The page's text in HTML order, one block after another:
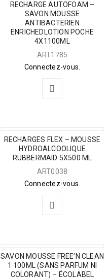
RECHARGE AUTOFOAM –
SAVON MOUSSE
ANTIBACTERIEN
ENRICHEDLOTION POCHE
4X1100ML
ART1785
Connectez-vous.
RECHARGES FLEX – MOUSSE
HYDROALCOOLIQUE
RUBBERMAID 5X500 ML
ART0038
Connectez-vous.
SAVON MOUSSE FREE’N CLEAN
1 100ML (SANS PARFUM NI
COLORANT) – ÉCOLABEL